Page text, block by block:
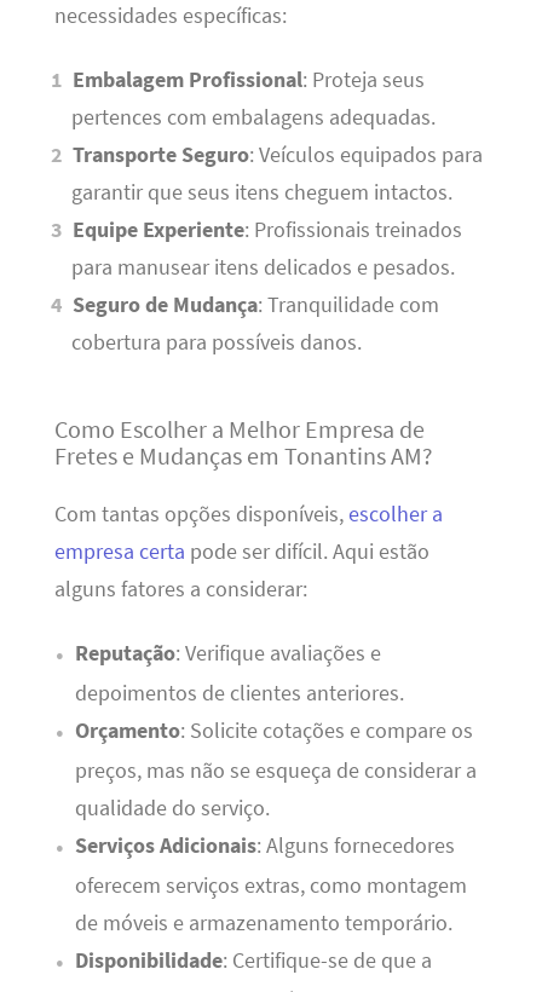
necessidades específicas:
Embalagem Profissional: Proteja seus
pertences com embalagens adequadas.
Transporte Seguro: Veículos equipados para
garantir que seus itens cheguem intactos.
Equipe Experiente: Profissionais treinados
para manusear itens delicados e pesados.
Seguro de Mudança: Tranquilidade com
cobertura para possíveis danos.
Como Escolher a Melhor Empresa de
Fretes e Mudanças em Tonantins AM?
Com tantas opções disponíveis,escolher a
empresa certa pode ser difícil. Aqui estão
alguns fatores a considerar:
Reputação: Verifique avaliações e
depoimentos de clientes anteriores.
Orçamento: Solicite cotações e compare os
preços, mas não se esqueça de considerar a
qualidade do serviço.
Serviços Adicionais: Alguns fornecedores
oferecem serviços extras, como montagem
de móveis e armazenamento temporário.
Disponibilidade: Certifique-se de que a